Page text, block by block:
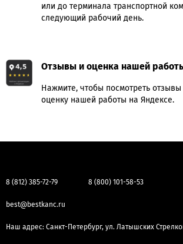
или до терминала транспортной
следующий рабочий день.
Отзывы и оценка нашей
Нажмите, чтобы посмотреть отзывы
оценку нашей работы на Яндексе.
8 (812) 385-72-79 8 (800) 101-58-53
best@bestkanc.ru
Наш адрес: Санкт-Петербург, ул. Латышских